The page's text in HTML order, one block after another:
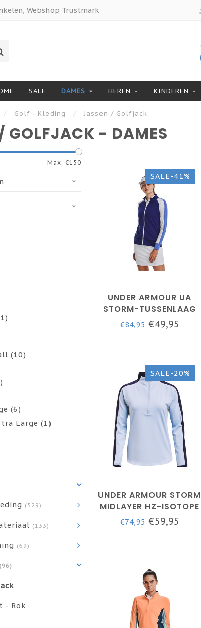
Webshop Trustmark
SALE DAMES HEREN KINDEREN
/ Golf - Kleding / Jassen / Golfjack
GOLFJACK - DAMES
Max: €150
(10)
(6)
Large (1)
(529)
(133)
(69)
(96)
- Rok
SALE-41%
UNDER ARMOUR UA
STORM-TUSSENLAAG
FZ-SONAR BLUE / /
METALLIC ZILVER
€84,95€49,95
SALE-20%
UNDER ARMOUR STORM
MIDLAYER HZ-ISOTOPE
BLUE / MIDNIGHT NAVY
/ JET GREY
€74,95€59,95